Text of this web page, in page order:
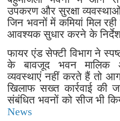
उपकरण और सुरक्षा
जिन भवनों में कमियां मिल
आवश्यक सुधार करने के निर्देश
फायर एंड सेफ्टी विभाग ने
के बावजूद भवन मालिक
व्यवस्थाएं नहीं करते हैं तो
खिलाफ सख्त कार्रवाई की
संबंधित भवनों को सीज भी
News